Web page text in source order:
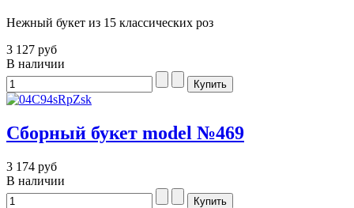
Нежный букет из 15 классических роз
3 127 руб
В наличии
Сборный букет model №469
3 174 руб
В наличии